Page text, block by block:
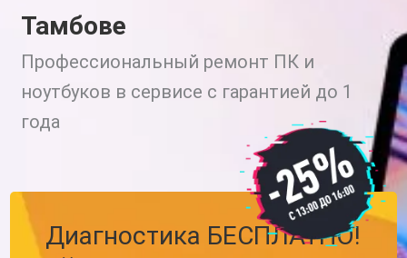
Тамбове
Профессиональный ремонт ПК и
ноутбуков в сервисе с гарантией до 1
года
Диагностика БЕСПЛАТНО!